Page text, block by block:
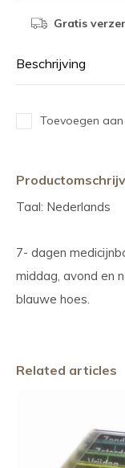
Gratis
Beschrijving
Toevoegen
Taal: Nederlands
7- dagen
middag, avond en
blauwe hoes.
Related articles